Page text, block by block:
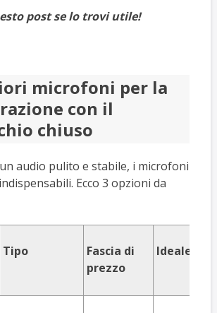
post se lo trovi utile!
microfoni per la
con il
chiuso
audio pulito e stabile, i microfoni
Ecco 3 opzioni da
Tipo
Fascia di
prezzo
Ideale per